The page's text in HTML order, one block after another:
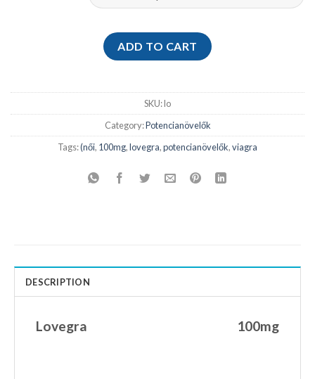
ADD TO CART
SKU:lo
Category:Potencianövelők
Tags:(női, 100mg,lovegra,potencianövelők,viagra
DESCRIPTION
Lovegra 100mg